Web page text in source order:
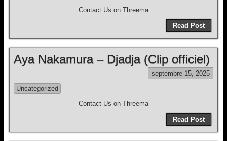
Contact Us on Threema
Read Post
Aya Nakamura – Djadja (Clip officiel)
septembre 15, 2025
Uncategorized
Contact Us on Threema
Read Post